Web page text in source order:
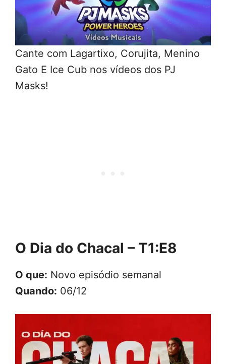
Cante com Lagartixo, Corujita, Menino
Gato E Ice Cub nos vídeos dos PJ
Masks!
O Dia do Chacal – T1:E8
O que: Novo episódio semanal
Quando: 06/12